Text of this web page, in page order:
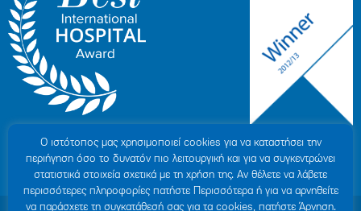
Ο ιστότοπoς μας χρησιμοποιεί cookies για να καταστήσει την
περιήγηση όσο το δυνατόν πιο λειτουργική και για να συγκεντρώνει
στατιστικά στοιχεία σχετικά με τη χρήση της. Αν θέλετε να λάβετε
περισσότερες πληροφορίες πατήστε Περισσότερα ή για να αρνηθείτε
να παράσχετε τη συγκατάθεσή σας για τα cookies, πατήστε Άρνηση.